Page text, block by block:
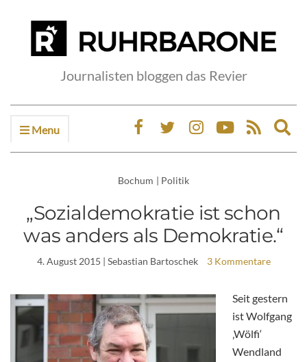
Journalisten bloggen das Revier
Menu
Bochum | Politik
„Sozialdemokratie ist schon
was anders als Demokratie.“
4. August 2015 | Sebastian Bartoschek 3 Kommentare
Seit gestern
ist Wolfgang
‚Wölfi‘
Wendland